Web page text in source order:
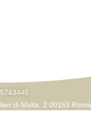
di Malta, 2 00153 Roma